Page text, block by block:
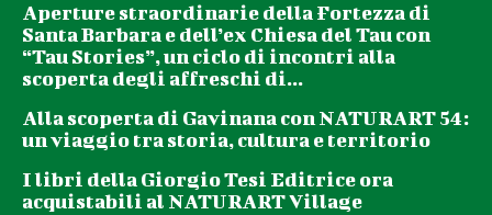
Aperture straordinarie della Fortezza di
Santa Barbara e dell’ex Chiesa del Tau con
“Tau Stories”, un ciclo di incontri alla
scoperta degli affreschi di...
Alla scoperta di Gavinana con NATURART 54:
un viaggio tra storia, cultura e territorio
I libri della Giorgio Tesi Editrice ora
acquistabili al NATURART Village